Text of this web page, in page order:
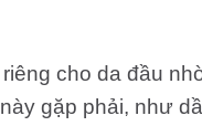
cho da đầu
gặp phải, như